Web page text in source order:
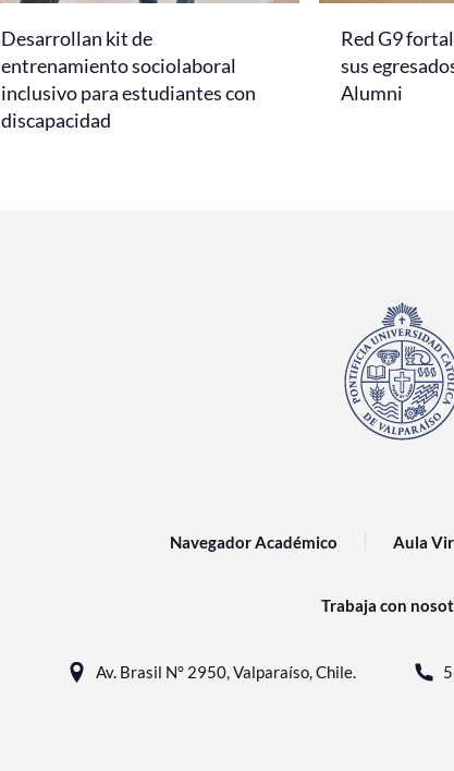
Desarrollan kit de
entrenamiento sociolaboral
inclusivo para estudiantes con
discapacidad
Red G9
sus
Alumni
Navegador Académico Aula
Trabaja con
Av. Brasil N° 2950, Valparaíso, Chile.